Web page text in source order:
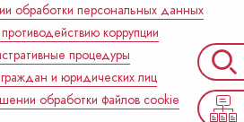
обработки персональных данных
коррупции
процедуры
и юридических лиц
обработки файлов cookie